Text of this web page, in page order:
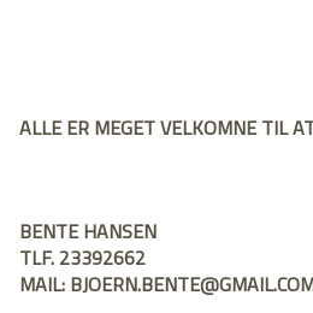
BENTE HANSEN
TLF. 23392662